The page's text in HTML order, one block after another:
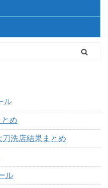
ル
め
洗店結果まとめ
ル